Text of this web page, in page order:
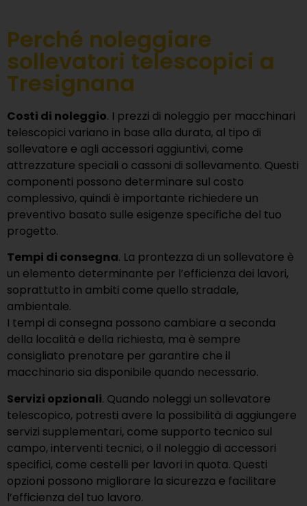
Perché noleggiare
sollevatori telescopici a
Tresignana
Costi di noleggio. I prezzi di noleggio per macchinari
telescopici variano in base alla durata, al tipo di
sollevatore e agli accessori aggiuntivi, come
attrezzature speciali o cassoni di sollevamento. Questi
componenti possono determinare sul costo
complessivo, quindi è importante richiedere un
preventivo basato sulle esigenze specifiche del tuo
progetto.
Tempi di consegna. La prontezza di un sollevatore è
un elemento determinante per l’efficienza dei lavori,
soprattutto in ambiti come quello stradale,
ambientale.
I tempi di consegna possono cambiare a seconda
della località e della richiesta, ma è sempre
consigliato prenotare per garantire che il
macchinario sia disponibile quando necessario.
Servizi opzionali. Quando noleggi un sollevatore
telescopico, potresti avere la possibilità di aggiungere
servizi supplementari, come supporto tecnico sul
campo, interventi tecnici, o il noleggio di accessori
specifici, come cestelli per lavori in quota. Questi
opzioni possono migliorare la sicurezza e facilitare
l’efficienza del tuo lavoro.